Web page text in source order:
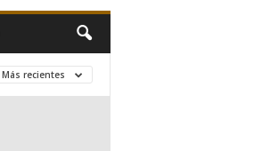
Más recientes